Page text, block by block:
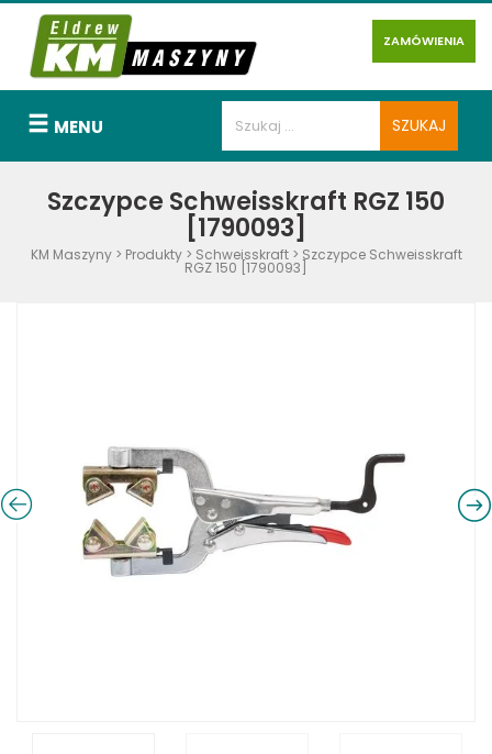
ZAMÓWIENIA
MENU
Szczypce Schweisskraft RGZ 150
[1790093]
KM Maszyny> Produkty> Schweisskraft> Szczypce Schweisskraft
RGZ 150 [1790093]